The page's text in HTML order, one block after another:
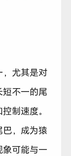
，尤其是对
不一的尾
制速度。
，成为猿
可能与一